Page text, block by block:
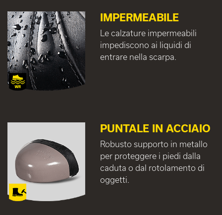
IMPERMEABILE
Le calzature impermeabili
impediscono ai liquidi di
entrare nella scarpa.
PUNTALE IN ACCIAIO
Robusto supporto in metallo
per proteggere i piedi dalla
caduta o dal rotolamento di
oggetti.